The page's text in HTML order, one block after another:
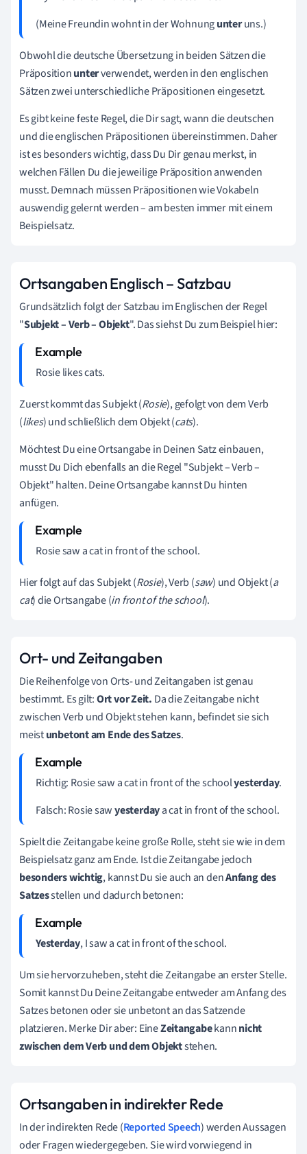
(Meine Freundin wohnt in der Wohnungunteruns.)
Obwohl die deutsche Übersetzung in beiden Sätzen die
Präpositionunterverwendet, werden in den englischen
Sätzen zwei unterschiedliche Präpositionen eingesetzt.
Es gibt keine feste Regel, die Dir sagt, wann die deutschen
und die englischen Präpositionen übereinstimmen. Daher
ist es besonders wichtig, dass Du Dir genau merkst, in
welchen Fällen Du die jeweilige Präposition anwenden
musst. Demnach müssen Präpositionen wie Vokabeln
auswendig gelernt werden – am besten immer mit einem
Beispielsatz.
Ortsangaben Englisch – Satzbau
Grundsätzlich folgt der Satzbau im Englischen der Regel
"Subjekt – Verb – Objekt". Das siehst Du zum Beispiel hier:
Rosie likes cats.
Zuerst kommt das Subjekt (Rosie), gefolgt von dem Verb
(likes) und schließlich dem Objekt (cats).
Möchtest Du eine Ortsangabe in Deinen Satz einbauen,
musst Du Dich ebenfalls an die Regel "Subjekt – Verb –
Objekt" halten. Deine Ortsangabe kannst Du hinten
anfügen.
Rosie saw a cat in front of the school.
Hier folgt auf das Subjekt (Rosie), Verb (saw) und Objekt (a
cat) die Ortsangabe (in front of the school).
Ort- und Zeitangaben
Die Reihenfolge von Orts- und Zeitangaben ist genau
bestimmt. Es gilt:Ort vor Zeit. Da die Zeitangabe nicht
zwischen Verb und Objekt stehen kann, befindet sie sich
meistunbetont am Ende des Satzes.
Richtig: Rosie saw a cat in front of the schoolyesterday.
Falsch: Rosie sawyesterdaya cat in front of the school.
Spielt die Zeitangabe keine große Rolle, steht sie wie in dem
Beispielsatz ganz am Ende. Ist die Zeitangabe jedoch
besonders wichtig, kannst Du sie auch an denAnfang des
Satzesstellen und dadurch betonen:
Yesterday, I saw a cat in front of the school.
Um sie hervorzuheben, steht die Zeitangabe an erster Stelle.
Somit kannst Du Deine Zeitangabe entweder am Anfang des
Satzes betonen oder sie unbetont an das Satzende
platzieren. Merke Dir aber: EineZeitangabekannnicht
zwischen dem Verb und dem Objektstehen.
Ortsangaben in indirekter Rede
In der indirekten Rede (Reported Speech) werden Aussagen
oder Fragen wiedergegeben. Sie wird vorwiegend in